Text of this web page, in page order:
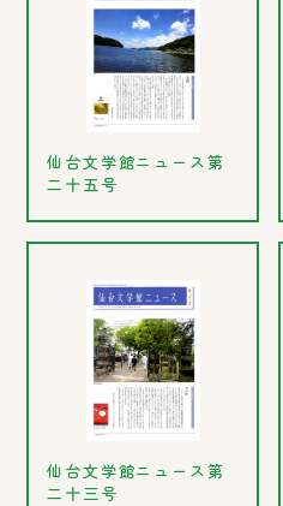
仙台文学館ニュース第
二十五号
仙台文学館ニュース第
二十三号